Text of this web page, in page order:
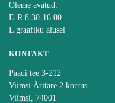
Oleme avatud:
E-R 8.30-16.00
L graafiku alusel
KONTAKT
Paadi tee 3-212
Viimsi Äritare 2.korrus
Viimsi, 74001